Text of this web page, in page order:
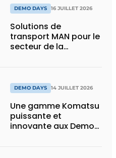
DEMO DAYS 16 JUILLET 2026
Solutions de
transport MAN pour le
secteur de la
DEMO DAYS 14 JUILLET 2026
Une gamme Komatsu
puissante et
innovante aux Demo